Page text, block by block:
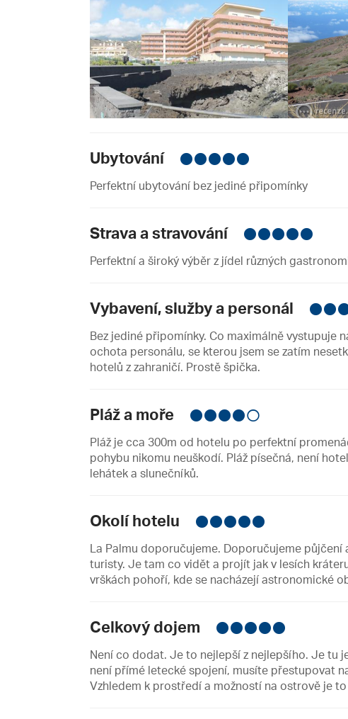
Ubytování
Perfektní ubytování bez jediné připomínky
Strava a stravování
Perfektní a široký výběr z jídel různých
Vybavení, služby a personál
Bez jediné připomínky. Co maximálně vystupuje
ochota personálu, se kterou jsem se zatím
hotelů z zahraničí. Prostě špička.
Pláž a moře
Pláž je cca 300m od hotelu po perfektní
pohybu nikomu neuškodí. Pláž písečná, není
lehátek a slunečníků.
Okolí hotelu
La Palmu doporučujeme. Doporučujeme
turisty. Je tam co vidět a projít jak v lesích
vrškách pohoří, kde se nacházejí astronomické
Celkový dojem
Není co dodat. Je to nejlepší z nejlepšího. Je tu
není přímé letecké spojení, musíte přestupovat
Vzhledem k prostředí a možností na ostrově je